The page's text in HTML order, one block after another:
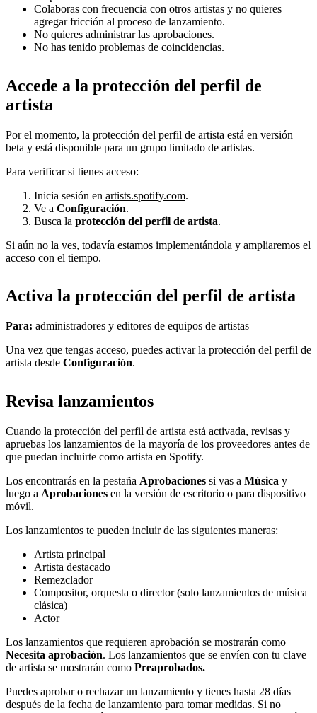
Colaboras con frecuencia con otros artistas y no quieres
agregar fricción al proceso de lanzamiento.
No quieres administrar las aprobaciones.
No has tenido problemas de coincidencias.
Accede a la protección del perfil de
artista
Por el momento, la protección del perfil de artista está en versión
beta y está disponible para un grupo limitado de artistas.
Para verificar si tienes acceso:
Inicia sesión en artists.spotify.com.
Ve a Configuración.
Busca la protección del perfil de artista.
Si aún no la ves, todavía estamos implementándola y ampliaremos el
acceso con el tiempo.
Activa la protección del perfil de artista
Para: administradores y editores de equipos de artistas
Una vez que tengas acceso, puedes activar la protección del perfil de
artista desde Configuración.
Revisa lanzamientos
Cuando la protección del perfil de artista está activada, revisas y
apruebas los lanzamientos de la mayoría de los proveedores antes de
que puedan incluirte como artista en Spotify.
Los encontrarás en la pestaña Aprobaciones si vas a Música y
luego a Aprobaciones en la versión de escritorio o para dispositivo
móvil.
Los lanzamientos te pueden incluir de las siguientes maneras:
Artista principal
Artista destacado
Remezclador
Compositor, orquesta o director (solo lanzamientos de música
clásica)
Actor
Los lanzamientos que requieren aprobación se mostrarán como
Necesita aprobación. Los lanzamientos que se envíen con tu clave
de artista se mostrarán como Preaprobados.
Puedes aprobar o rechazar un lanzamiento y tienes hasta 28 días
después de la fecha de lanzamiento para tomar medidas. Si no